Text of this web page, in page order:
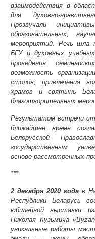
взаимодействия в
для духовно-
Прозвучали
образовательных,
мероприятий. Речь шла
БГУ и духовных
проведения
возможность
столов, привлечения
храмов и святынь
благотворительных
Результатом встречи
ближайшее время
Белорусской
государственным
основе рассмотренных
***
2 декабря 2020 года в
Республики Беларусь
юбилейной выставки
Николая Кузьмича
уникальные работы